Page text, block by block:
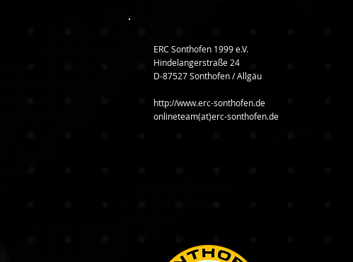
ERC Sonthofen 1999 e.V.
Hindelangerstraße 24
D-87527 Sonthofen / Allgäu
http://www.erc-sonthofen.de
onlineteam(at)erc-sonthofen.de